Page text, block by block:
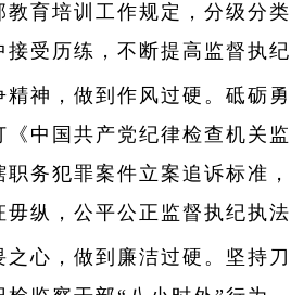
教育培训工作规定，分级分
接受历练，不断提高监督执
，做到作风过硬。砥砺勇
《中国共产党纪律检查机关
职务犯罪案件立案追诉标准
毋纵，公平公正监督执纪执
，做到廉洁过硬。坚持刀